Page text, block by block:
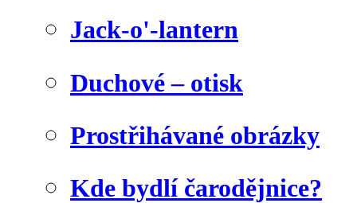
Jack-o'-lantern
Duchové – otisk
Prostřihávané obrázky
Kde bydlí čarodějnice?